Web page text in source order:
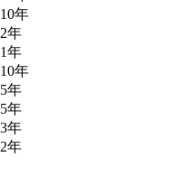
年
年
年
年
年
年
年
年